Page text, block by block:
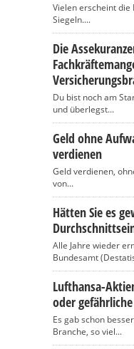
Vielen erscheint die
Siegeln....
Die
Du bist noch am
und überlegst...
Geld ohne
verdienen
Geld verdienen,
von...
Hätten Sie es
Alle Jahre wieder
Bundesamt
Lufthansa-
oder
Es gab schon
Branche, so viel...